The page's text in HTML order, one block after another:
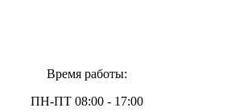
Время работы:
ПН-ПТ 08:00 - 17:00